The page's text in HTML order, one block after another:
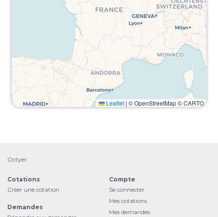
Leaflet | © OpenStreetMap © CARTO
Octyer
Cotations
Créer une cotation
Demandes
Compte
Se connecter
Mes cotations
Mes demandes